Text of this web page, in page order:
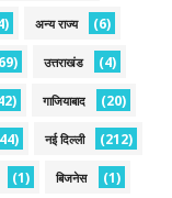
अन्य राज्य (6)
उत्तराखंड (4)
गाजियाबाद (20)
नई द‍िल्ली (212)
(1) बिजनेस (1)